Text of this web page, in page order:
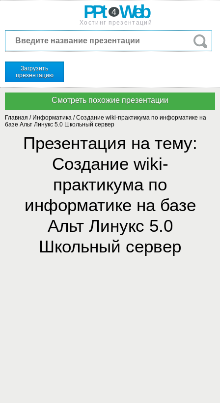
PPt 4 Web
Хостинг презентаций
Загрузить
презентацию
Главная / Информатика /Создание wiki-практикума по информатике на
базе Альт Линукс 5.0 Школьный сервер
Презентация на тему:
Создание wiki-
практикума по
информатике на базе
Альт Линукс 5.0
Школьный сервер